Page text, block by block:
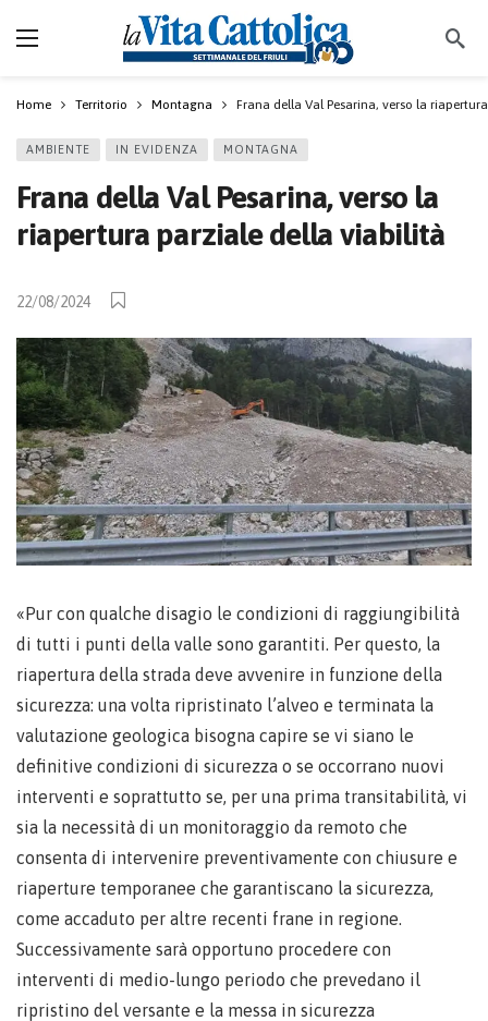
Home Territorio Montagna Frana della Val Pesarina, verso la
AMBIENTE IN EVIDENZA MONTAGNA
Frana della Val Pesarina, verso la
riapertura parziale della viabilità
22/08/2024
«Pur con qualche disagio le condizioni di raggiungibilità
di tutti i punti della valle sono garantiti. Per questo, la
riapertura della strada deve avvenire in funzione della
sicurezza: una volta ripristinato l’alveo e terminata la
valutazione geologica bisogna capire se vi siano le
definitive condizioni di sicurezza o se occorrano nuovi
interventi e soprattutto se, per una prima transitabilità, vi
sia la necessità di un monitoraggio da remoto che
consenta di intervenire preventivamente con chiusure e
riaperture temporanee che garantiscano la sicurezza,
come accaduto per altre recenti frane in regione.
Successivamente sarà opportuno procedere con
interventi di medio-lungo periodo che prevedano il
ripristino del versante e la messa in sicurezza